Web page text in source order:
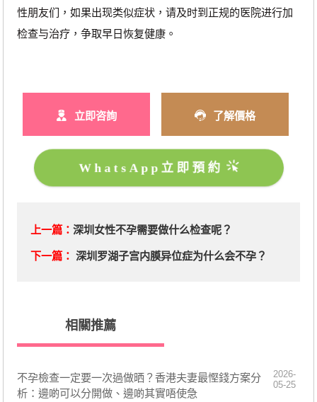
性朋友们，如果出现类似症状，请及时到正规的医院进行加
检查与治疗，争取早日恢复健康。
立即咨詢 了解價格
WhatsApp立即預約
上一篇： 深圳女性不孕需要做什么检查呢？
下一篇： 深圳罗湖子宫内膜异位症为什么会不孕？
相關推薦
不孕檢查一定要一次過做晒？香港夫妻最慳錢方案分
析：邊啲可以分開做、邊啲其實唔使急
2026-
05-25